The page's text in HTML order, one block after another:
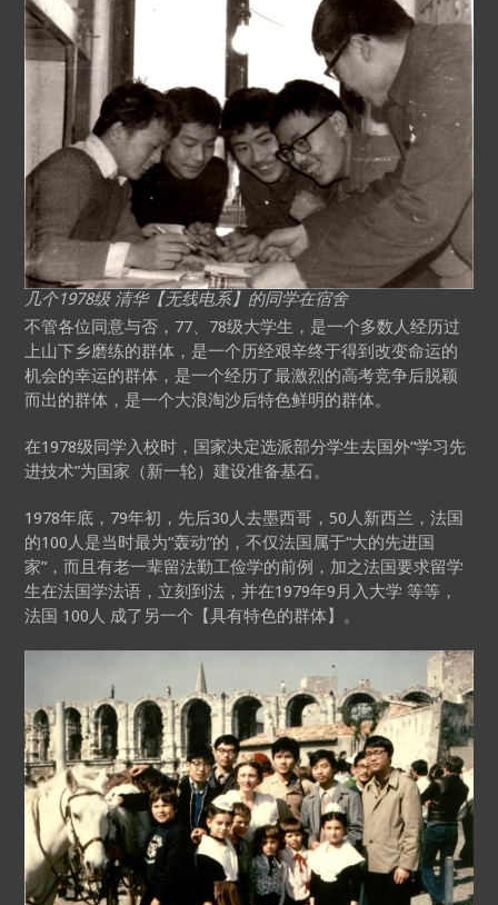
几个1978级 清华【无线电系】的同学在宿舍
不管各位同意与否，77、78级大学生，是一个多数人经历过
上山下乡磨练的群体，是一个历经艰辛终于得到改变命运的
机会的幸运的群体，是一个经历了最激烈的高考竞争后脱颖
而出的群体，是一个大浪淘沙后特色鲜明的群体。
在1978级同学入校时，国家决定选派部分学生去国外“学习先
进技术”为国家（新一轮）建设准备基石。
1978年底，79年初，先后30人去墨西哥，50人新西兰，法国
的100人是当时最为“轰动”的，不仅法国属于“大的先进国
家”，而且有老一辈留法勤工俭学的前例，加之法国要求留学
生在法国学法语，立刻到法，并在1979年9月入大学 等等，
法国 100人 成了另一个【具有特色的群体】。